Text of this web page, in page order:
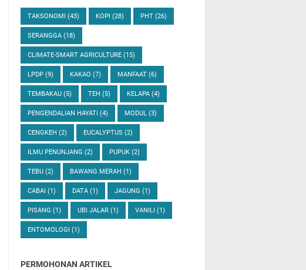
TAKSONOMI (43) KOPI (28) PHT (26)
SERANGGA (18)
CLIMATE-SMART AGRICULTURE (15)
LPDP (9) KAKAO (7) MANFAAT (6)
TEMBAKAU (5) TEH (5) KELAPA (4)
PENGENDALIAN HAYATI (4) MODUL (3)
CENGKEH (2) EUCALYPTUS (2)
ILMU PENUNJANG (2) PUPUK (2)
TEBU (2) BAWANG MERAH (1)
CABAI (1) DATA (1) JAGUNG (1)
PISANG (1) UBI JALAR (1) VANILI (1)
ENTOMOLOGI (1)
PERMOHONAN ARTIKEL